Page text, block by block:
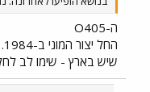
ה-O405
שיש בארץ - שימו לב